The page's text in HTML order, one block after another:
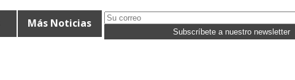
Más Noticias